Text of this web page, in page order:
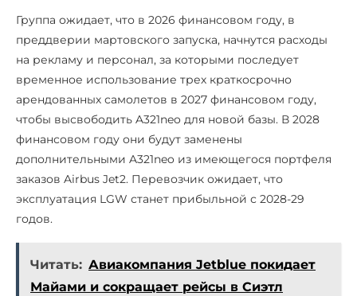
Группа ожидает, что в 2026 финансовом году, в
преддверии мартовского запуска, начнутся расходы
на рекламу и персонал, за которыми последует
временное использование трех краткосрочно
арендованных самолетов в 2027 финансовом году,
чтобы высвободить A321neo для новой базы. В 2028
финансовом году они будут заменены
дополнительными A321neo из имеющегося портфеля
заказов Airbus Jet2. Перевозчик ожидает, что
эксплуатация LGW станет прибыльной с 2028-29
годов.
Читать: Авиакомпания Jetblue покидает
Майами и сокращает рейсы в Сиэтл